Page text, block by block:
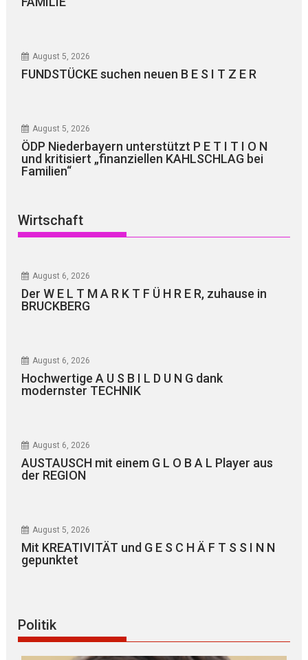
August 5, 2026
FUNDSTÜCKE suchen neuen B E S I T Z E R
August 5, 2026
ÖDP Niederbayern unterstützt P E T I T I O N
und kritisiert „finanziellen KAHLSCHLAG bei
Familien“
Wirtschaft
August 6, 2026
Der W E L T M A R K T F Ü H R E R, zuhause in
BRUCKBERG
August 6, 2026
Hochwertige A U S B I L D U N G dank
modernster TECHNIK
August 6, 2026
AUSTAUSCH mit einem G L O B A L Player aus
der REGION
August 5, 2026
Mit KREATIVITÄT und G E S C H Ä F T S S I N N
gepunktet
Politik